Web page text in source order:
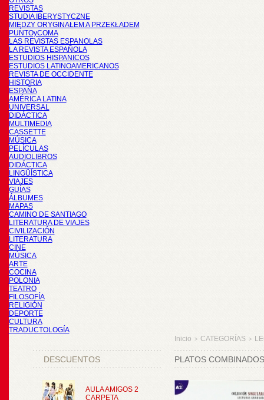
REVISTAS
STUDIA IBERYSTYCZNE
MIĘDZY ORYGINAŁEM A PRZEKŁADEM
PUNTOyCOMA
LAS REVISTAS ESPANOLAS
LA REVISTA ESPAÑOLA
ESTUDIOS HISPANICOS
ESTUDIOS LATINOAMERICANOS
REVISTA DE OCCIDENTE
HISTORIA
ESPAÑA
AMÉRICA LATINA
UNIVERSAL
DIDÁCTICA
MULTIMEDIA
CASSETTE
MÚSICA
PELÍCULAS
AUDIOLIBROS
DIDÁCTICA
LINGÜÍSTICA
VIAJES
GUÍAS
ÁLBUMES
MAPAS
CAMINO DE SANTIAGO
LITERATURA DE VIAJES
CIVILIZACIÓN
LITERATURA
CINE
MÚSICA
ARTE
COCINA
POLONIA
TEATRO
FILOSOFÍA
RELIGIÓN
DEPORTE
CULTURA
TRADUCTOLOGÍA
DESCUENTOS
AULA AMIGOS 2
CARPETA
Inicio > CATEGORÍAS >
PLATOS